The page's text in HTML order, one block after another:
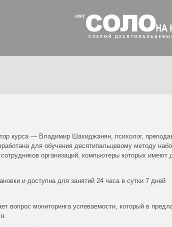
курса — Владимир Шахиджанян, психолог,
для обучения десятипальцевому методу
организаций, компьютеры которых имеют
и доступна для занятий 24 часа в сутки 7 дней
вопрос мониторинга успеваемости, который в